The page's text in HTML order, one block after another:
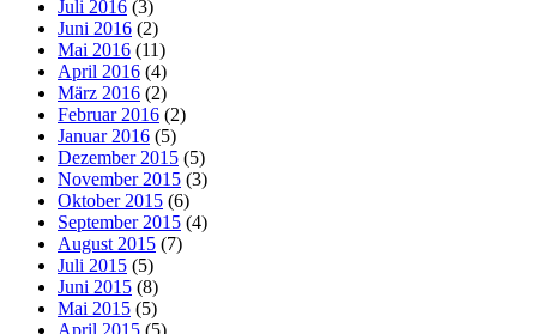
Juli 2016 (3)
Juni 2016 (2)
Mai 2016 (11)
April 2016 (4)
März 2016 (2)
Februar 2016 (2)
Januar 2016 (5)
Dezember 2015 (5)
November 2015 (3)
Oktober 2015 (6)
September 2015 (4)
August 2015 (7)
Juli 2015 (5)
Juni 2015 (8)
Mai 2015 (5)